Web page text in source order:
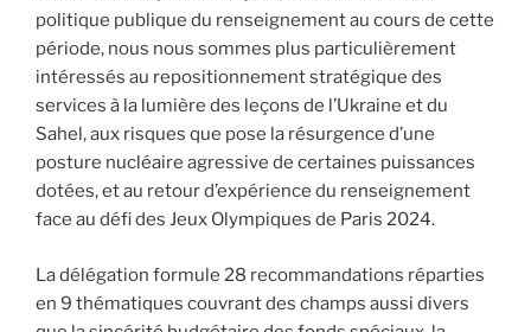
politique publique du renseignement au cours de cette
période, nous nous sommes plus particulièrement
intéressés au repositionnement stratégique des
services à la lumière des leçons de l’Ukraine et du
Sahel, aux risques que pose la résurgence d’une
posture nucléaire agressive de certaines puissances
dotées, et au retour d’expérience du renseignement
face au défi des Jeux Olympiques de Paris 2024.
La délégation formule 28 recommandations réparties
en 9 thématiques couvrant des champs aussi divers